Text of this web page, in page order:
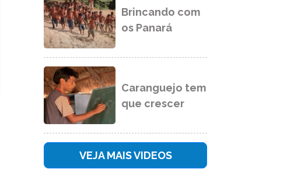
Brincando com
os Panará
Caranguejo tem
que crescer
VEJA MAIS VIDEOS